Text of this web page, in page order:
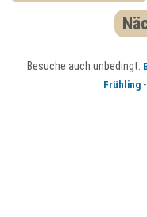
Besuche auch unbedingt:
Frühling-